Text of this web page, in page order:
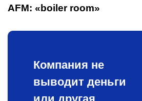
AFM: «boiler room»
Компания не
выводит деньги